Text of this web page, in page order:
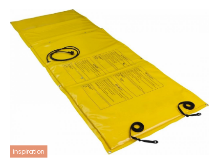
inspiration